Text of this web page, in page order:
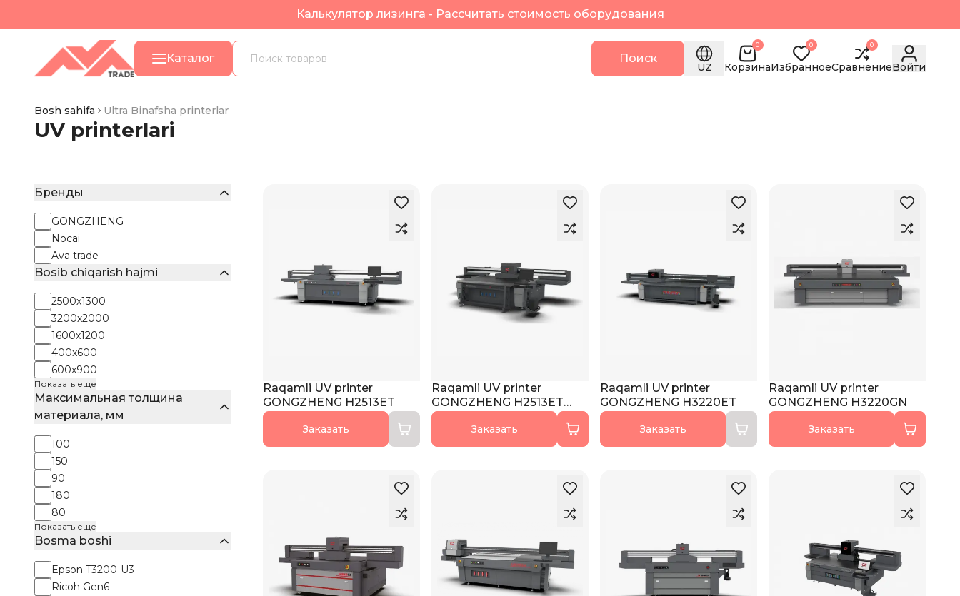
Калькулятор лизинга - Рассчитать стоимость оборудования
Каталог Поиск
UZ
0
Корзина
0
Избранное
0
СравнениеВойти
Bosh sahifa Ultra Binafsha printerlar
UV printerlari
Бренды
GONGZHENG
Nocai
Ava trade
Bosib chiqarish hajmi
2500х1300
3200х2000
1600х1200
400x600
600х900
Показать еще
Максимальная толщина
материала, мм
100
150
90
180
80
Показать еще
Bosma boshi
Epson T3200-U3
Ricoh Gen6
Raqamli UV printer
GONGZHENG H2513ET
Заказать
Raqamli UV printer
GONGZHENG H2513ET
PRO
Заказать
Raqamli UV printer
GONGZHENG H3220ET
Заказать
Raqamli UV printer
GONGZHENG H3220GN
Заказать